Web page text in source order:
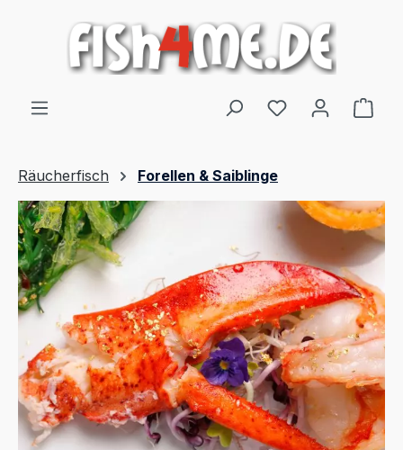
springen
Räucherfisch Forellen & Saiblinge